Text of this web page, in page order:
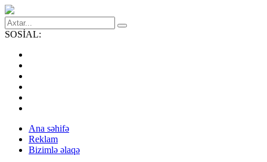
SOSİAL:
Ana səhifə
Reklam
Bizimlə əlaqə